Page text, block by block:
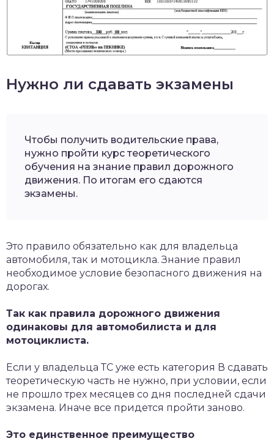
Нужно ли сдавать экзамены
Чтобы получить водительские права,
нужно пройти курс теоретического
обучения на знание правил дорожного
движения. По итогам его сдаются
экзамены.
Это правило обязательно как для владельца
автомобиля, так и мотоцикла. Знание правил
необходимое условие безопасного движения на
дорогах.
Так как правила дорожного движения
одинаковы для автомобилиста и для
мотоциклиста.
Если у владельца ТС уже есть категория В сдавать
теоретическую часть не нужно, при условии, если
не прошло трех месяцев со дня последней сдачи
экзамена. Иначе все придется пройти заново.
Это единственное преимущество